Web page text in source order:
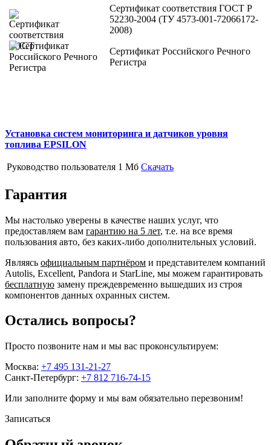
Сертификат соответствия ГОСТ Р
52230-2004 (ТУ 4573-001-72066172-
2008)
Сертификат Российского Речного
Регистра
Установка систем мониторинга и датчиков уровня
топлива EPSILON
Руководство пользователя 1 Мб Скачать
Гарантия
Мы настолько уверены в качестве наших услуг, что
предоставляем вам гарантию на 5 лет, т.е. на все время
пользования авто, без каких-либо дополнительных условий.
Являясь официальным партнёром и представителем компаний
Autolis, Excellent, Pandora и StarLine, мы можем гарантировать
бесплатную замену преждевременно вышедших из строя
компонентов данных охранных систем.
Остались вопросы?
Просто позвоните нам и мы вас проконсультируем:
Москва: +7 495 131-21-27
Санкт-Петербург: +7 812 716-74-15
Или заполните форму и мы вам обязательно перезвоним!
Записаться